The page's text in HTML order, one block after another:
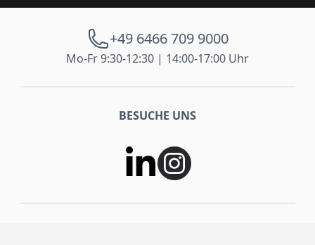
+49 6466 709 9000
Mo-Fr 9:30-12:30 | 14:00-17:00 Uhr
BESUCHE UNS